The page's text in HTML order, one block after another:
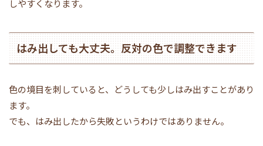
しやすくなります。
はみ出しても大丈夫。反対の色で調整できます
色の境目を刺していると、どうしても少しはみ出すことがあり
ます。
でも、はみ出したから失敗というわけではありません。